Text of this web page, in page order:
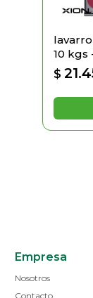
10 kgs
$
Empresa
Nosotros
Contacto